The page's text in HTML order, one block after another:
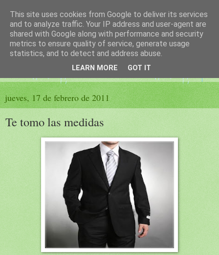
El sueño de las palabras
PÁGINA LITERARIA DE FELISA MORENO
jueves, 17 de febrero de 2011
Te tomo las medidas
This site uses cookies from Google to deliver its services
and to analyze traffic. Your IP address and user-agent are
shared with Google along with performance and security
metrics to ensure quality of service, generate usage
statistics, and to detect and address abuse.
LEARN MORE GOT IT